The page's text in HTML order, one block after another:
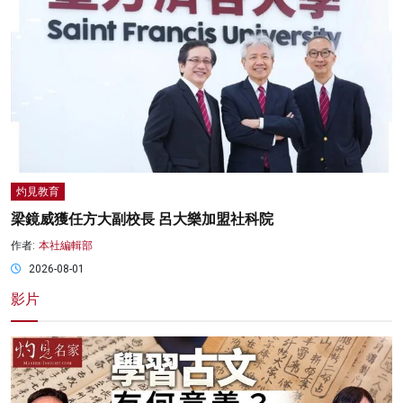
灼見教育
梁鏡威獲任方大副校長 呂大樂加盟社科院
作者: 本社編輯部
2026-08-01
影片